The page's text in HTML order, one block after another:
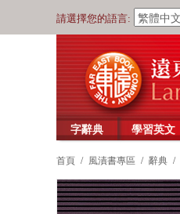
請選擇您的語言:
字辭典 學習英文
首頁 / 風漬書專區 / 辭典 /